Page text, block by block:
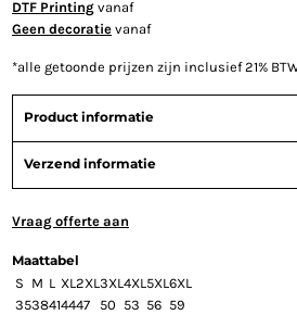
DTF Printing vanaf
Geen decoratie vanaf
*alle getoonde prijzen zijn inclusief 21%
Product informatie
Verzend informatie
Vraag offerte aan
Maattabel
S M L XL2XL3XL4XL5XL6XL
3538414447 50 53 56 59